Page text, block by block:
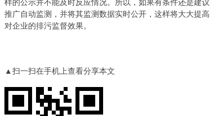
样的公示并不能及时反应情况。所以，如果有条件还是建议
推广自动监测，并将其监测数据实时公开，这样将大大提高
对企业的排污监督效果。
▲扫一扫在手机上查看分享本文